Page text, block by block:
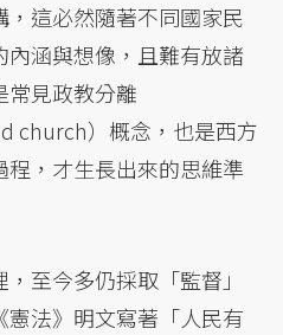
這必然隨著不同國家民
涵與想像，且難有放諸
常見政教分離
church）概念，也是西方
，才生長出來的思維準
至今多仍採取「監督」
法》明文寫著「人民有